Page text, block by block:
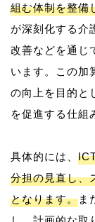
組む体制を整備
が深刻化する介
改善などを通じ
います。この加
の向上を目的と
を促進する仕組
具体的には、
分担の見直し、
となります。ま